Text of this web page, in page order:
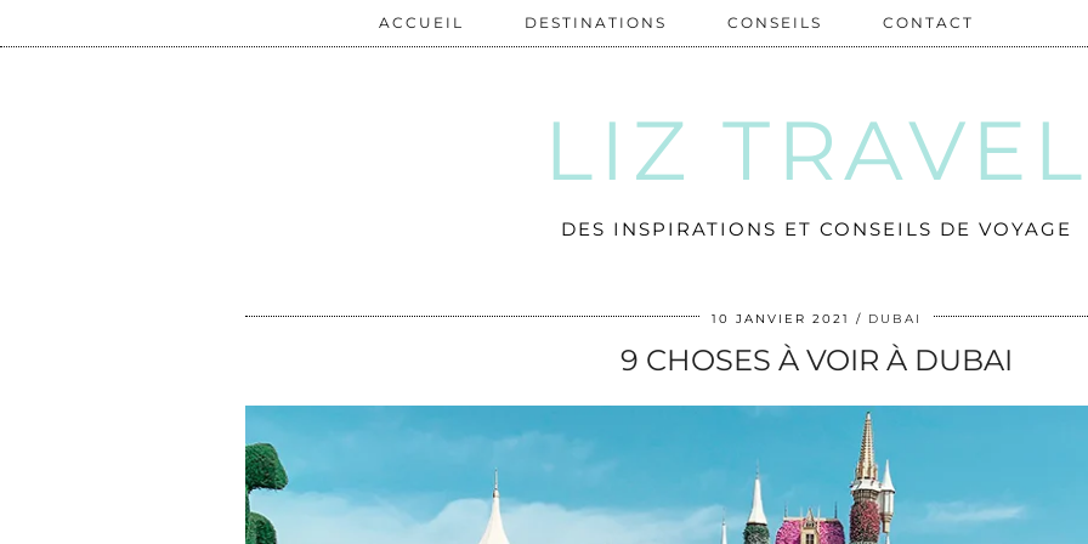
LIZ TRAVEL
DES INSPIRATIONS ET CONSEILS DE VOYAGE
ACCUEIL DESTINATIONS CONSEILS CONTACT
10 JANVIER 2021 DUBAI
9 CHOSES À VOIR À DUBAI